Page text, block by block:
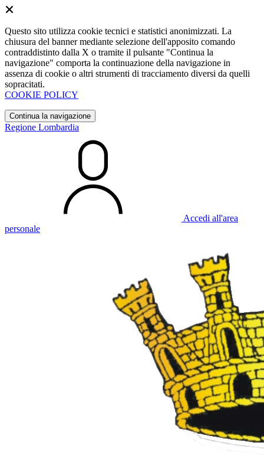
Questo sito utilizza cookie tecnici e statistici anonimizzati. La
chiusura del banner mediante selezione dell'apposito comando
contraddistinto dalla X o tramite il pulsante "Continua la
navigazione" comporta la continuazione della navigazione in
assenza di cookie o altri strumenti di tracciamento diversi da quelli
sopracitati.
COOKIE POLICY
Continua la navigazione
Regione Lombardia
Accedi all'area
personale